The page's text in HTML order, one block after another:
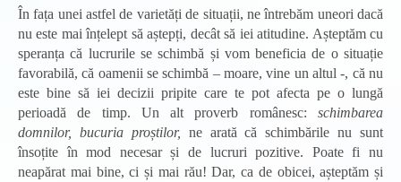
În fața unei astfel de varietăți de situații, ne întrebăm uneori dacă
nu este mai înțelept să aștepți, decât să iei atitudine. Așteptăm cu
speranța că lucrurile se schimbă și vom beneficia de o situație
favorabilă, că oamenii se schimbă – moare, vine un altul -, că nu
este bine să iei decizii pripite care te pot afecta pe o lungă
perioadă de timp. Un alt proverb românesc: schimbarea
domnilor, bucuria proștilor, ne arată că schimbările nu sunt
însoțite în mod necesar și de lucruri pozitive. Poate fi nu
neapărat mai bine, ci și mai rău! Dar, ca de obicei, așteptăm și